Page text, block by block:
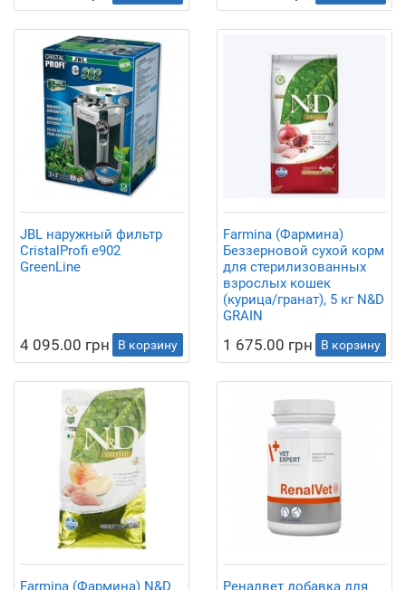
JBL наружный фильтр
CristalProfi e902
GreenLine
4 095.00 грн В корзину
Farmina (Фармина)
Беззерновой сухой корм
для стерилизованных
взрослых кошек
(курица/гранат), 5 кг N&D
GRAIN
1 675.00 грн В корзину
Farmina (Фармина) N&D Реналвет добавка для